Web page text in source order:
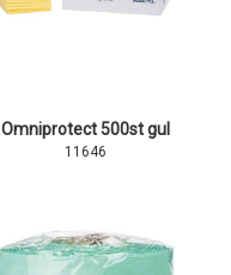
Omniprotect 500st gul
11646